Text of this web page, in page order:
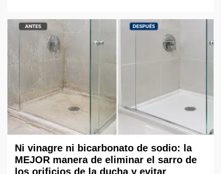
Ni vinagre ni bicarbonato de sodio: la
MEJOR manera de eliminar el sarro de
los orificios de la ducha y evitar